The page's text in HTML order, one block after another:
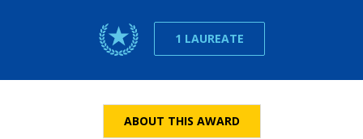
1 LAUREATE
ABOUT THIS AWARD